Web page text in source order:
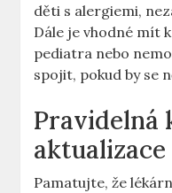
děti s alergiemi,
Dále je vhodné mít
pediatra nebo
spojit, pokud by se
Pravidelná
aktualizace
Pamatujte, že